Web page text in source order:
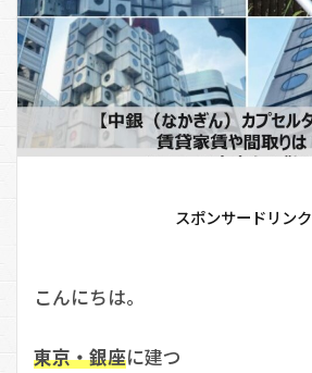
スポンサードリンク
こんにちは。
東京・銀座に建つ